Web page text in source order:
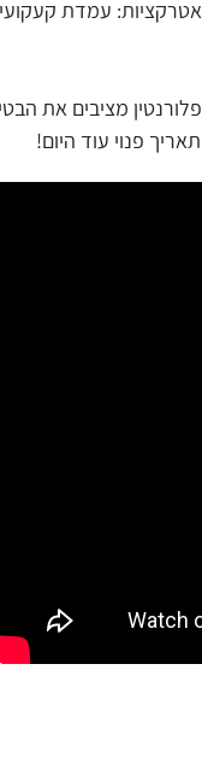
עמדת
מציבים את
פנוי עוד היום!